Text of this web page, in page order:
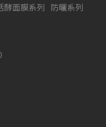
酵面膜系列 防曬系列